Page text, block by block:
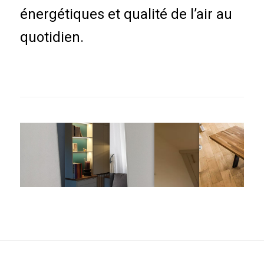
énergétiques et qualité de l’air au
quotidien.